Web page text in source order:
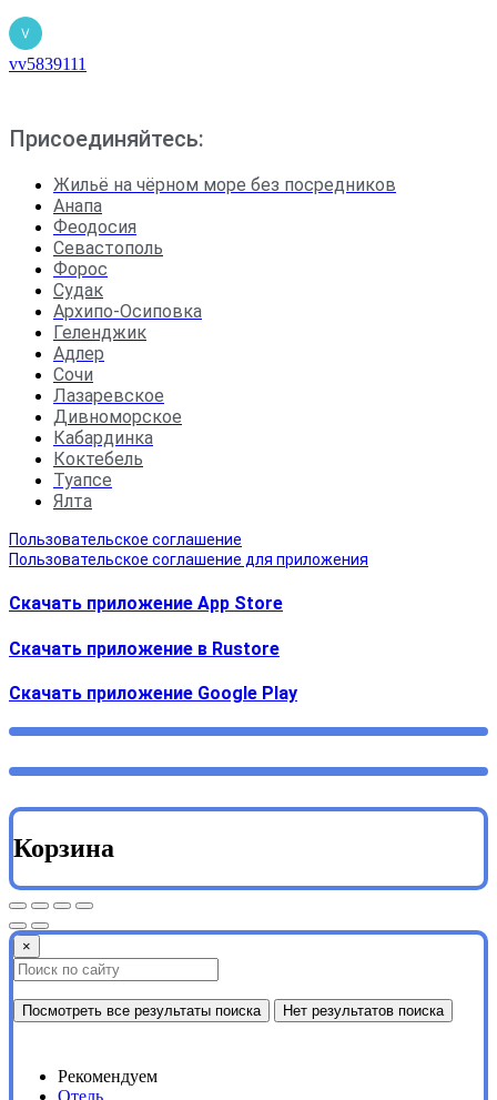
vv5839111
Присоединяйтесь:
Жильё на чёрном море без посредников
Анапа
Феодосия
Севастополь
Форос
Судак
Архипо-Осиповка
Геленджик
Адлер
Сочи
Лазаревское
Дивноморское
Кабардинка
Коктебель
Туапсе
Ялта
Пользовательское соглашение
Пользовательское соглашение для приложения
Скачать приложение App Store
Скачать приложение в Rustore
Cкачать приложение Google Play
Корзина
×
Посмотреть все результаты поиска Нет результатов поиска
Рекомендуем
Отель